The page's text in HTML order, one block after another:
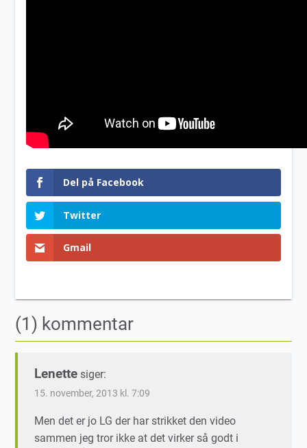
Del på Facebook
Twitter
Gmail
(1) kommentar
Lenette siger:
15. november, 2013 kl. 7:09
Men det er jo LG der har strikket den video
sammen jeg tror ikke at det virker så godt i